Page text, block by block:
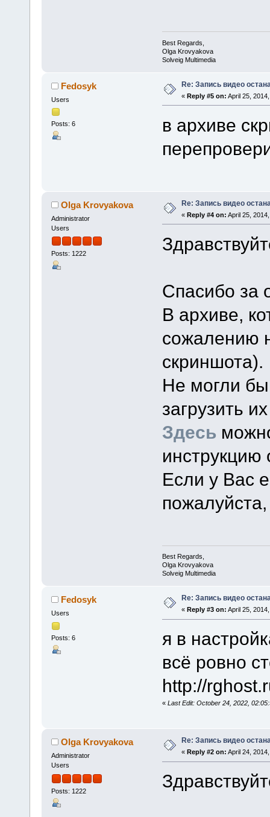
Best Regards,
Olga Krovyakova
Solveig Multimedia
Fedosyk
Users
Posts: 6
Re: Запись видео
« Reply #5 on: April 25,
в архиве
Olga Krovyakova
Administrator
Users
Posts: 1222
Re: Запись видео
« Reply #4 on: April 25,
Спасибо за
В архиве,
сожалению
скриншота).
Не могли
загрузить
Здесь
инструкцию
Если у Вас
Best Regards,
Olga Krovyakova
Solveig Multimedia
Fedosyk
Users
Posts: 6
Re: Запись видео
« Reply #3 on: April 25,
я в
всё ровно
http://
« Last Edit: October 24, 2022,
Olga Krovyakova
Administrator
Users
Posts: 1222
Re: Запись видео
« Reply #2 on: April 24,